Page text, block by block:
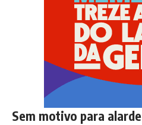
Sem motivo para alarde